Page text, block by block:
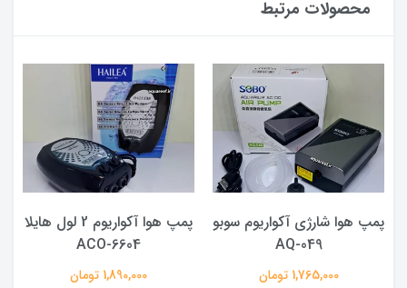
محصولات مرتبط
پمپ هوا شارژی آکواریوم سوبو
AQ-049
1,765,000 تومان
پمپ هوا آکواریوم 2 لول هایلا
ACO-6604
1,890,000 تومان